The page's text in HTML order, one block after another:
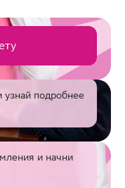
узнай подробнее
и начни